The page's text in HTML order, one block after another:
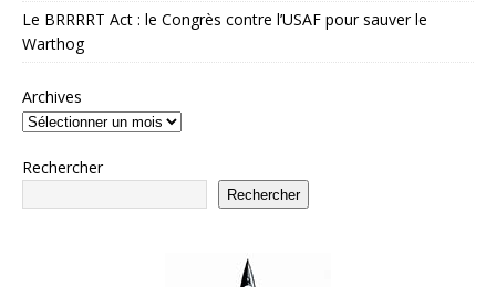
Le BRRRRT Act : le Congrès contre l’USAF pour sauver le
Warthog
Archives
Rechercher
Rechercher